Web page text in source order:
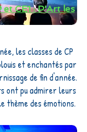
et CE1 : P'Art les
les classes de CP
et enchantés par
de fin d'année.
ont pu admirer leurs
thème des émotions.